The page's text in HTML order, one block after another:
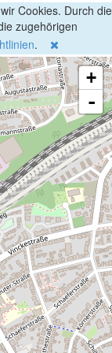
Cookies. Durch die
zugehörigen
.
+
-